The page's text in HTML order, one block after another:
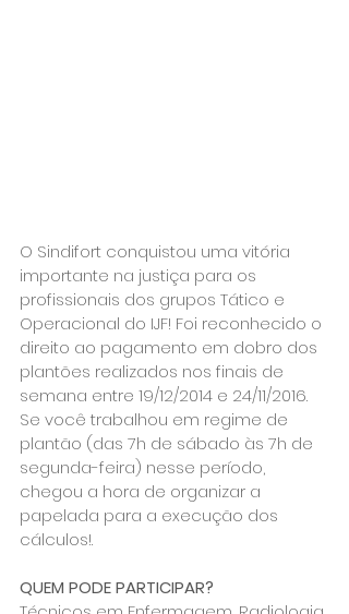
O Sindifort conquistou uma vitória
importante na justiça para os
profissionais dos grupos Tático e
Operacional do IJF! Foi reconhecido o
direito ao pagamento em dobro dos
plantões realizados nos finais de
semana entre 19/12/2014 e 24/11/2016.
Se você trabalhou em regime de
plantão (das 7h de sábado às 7h de
segunda-feira) nesse período,
chegou a hora de organizar a
papelada para a execução dos
cálculos!.
QUEM PODE PARTICIPAR?